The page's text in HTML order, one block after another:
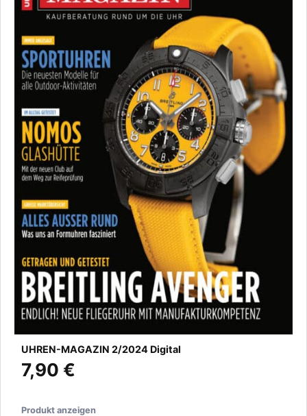
UHREN-MAGAZIN 2/2024 Digital
7,90 €
Produkt anzeigen